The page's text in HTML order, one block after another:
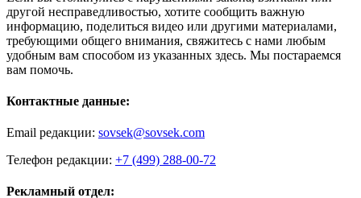
другой несправедливостью, хотите сообщить важную
информацию, поделиться видео или другими материалами,
требующими общего внимания, свяжитесь с нами любым
удобным вам способом из указанных здесь. Мы постараемся
вам помочь.
Контактные данные:
Email редакции: sovsek@sovsek.com
Телефон редакции: +7 (499) 288-00-72
Рекламный отдел: